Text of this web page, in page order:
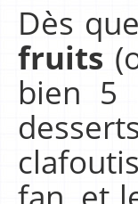
Dès
fruits
bien 5